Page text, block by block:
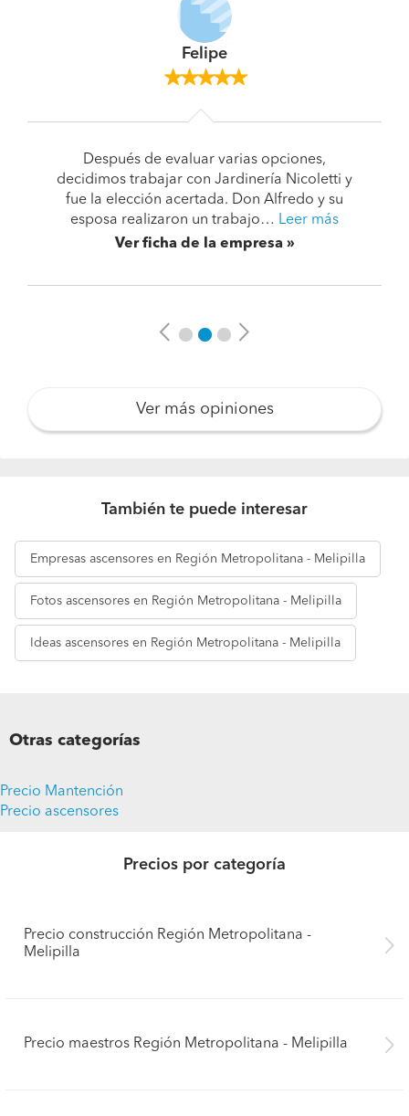
Felipe
Después de evaluar varias opciones,
decidimos trabajar con Jardinería Nicoletti y
fue la elección acertada. Don Alfredo y su
esposa realizaron un trabajo… Leer más
Ver ficha de la empresa
Previous Next
Ver más opiniones
También te puede interesar
Empresas ascensores en Región Metropolitana - Melipilla
Fotos ascensores en Región Metropolitana - Melipilla
Ideas ascensores en Región Metropolitana - Melipilla
Otras categorías
Precio Mantención
Precio ascensores
Precios por categoría
Precio construcción Región Metropolitana -
Melipilla
Precio maestros Región Metropolitana - Melipilla